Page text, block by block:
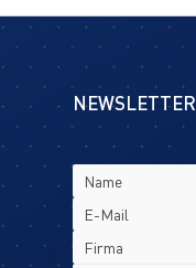
NEWSLETTER